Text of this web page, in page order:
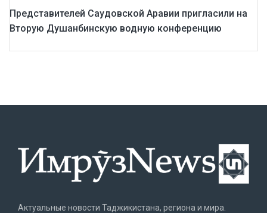
Представителей Саудовской Аравии пригласили на
Вторую Душанбинскую водную конференцию
Актуальные новости Таджикистана, региона и мира.